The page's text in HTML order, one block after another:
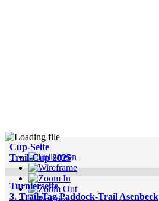
Cup-Seite
Trail-Cup 2025
Turnierseite
3. Trail-Tag Paddock-Trail Asenbeck